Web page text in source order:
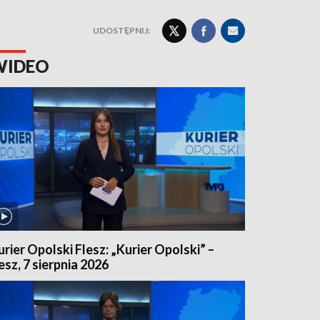
UDOSTĘPNIJ:
Opolski Flesz: „Kurier Opolski” –
7 sierpnia 2026